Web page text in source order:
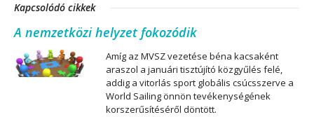
Kapcsolódó cikkek
A nemzetközi helyzet fokozódik
Amíg az MVSZ vezetése béna kacsaként
araszol a januári tisztújító közgyűlés felé,
addig a vitorlás sport globális csúcsszerve a
World Sailing önnön tevékenységének
korszerűsítéséről döntött.